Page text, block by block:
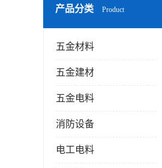
产品分类 Product
五金材料
五金建材
五金电料
消防设备
电工电料